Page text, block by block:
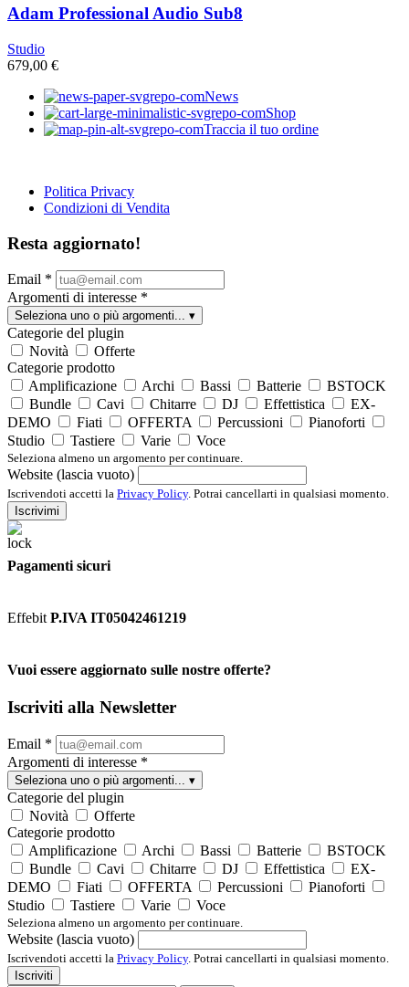
Adam Professional Audio Sub8
Studio
679,00 €
News
Shop
Traccia il tuo ordine
Politica Privacy
Condizioni di Vendita
Resta aggiornato!
Email *
Argomenti di interesse *
Seleziona uno o più argomenti... ▾
Categorie del plugin
Novità
Offerte
Categorie prodotto
Amplificazione
Archi Bassi Batterie
BSTOCK
Bundle
Cavi Chitarre DJ Effettistica
EX-
DEMO
Fiati OFFERTA Percussioni
Pianoforti
Studio
Tastiere Varie Voce
Seleziona almeno un argomento per continuare.
Website (lascia vuoto)
Iscrivendoti accetti la Privacy Policy. Potrai cancellarti in qualsiasi momento.
Iscrivimi
Pagamenti sicuri
Effebit P.IVA IT05042461219
Vuoi essere aggiornato sulle nostre offerte?
Iscriviti alla Newsletter
Email *
Argomenti di interesse *
Seleziona uno o più argomenti... ▾
Categorie del plugin
Novità
Offerte
Categorie prodotto
Amplificazione
Archi Bassi Batterie
BSTOCK
Bundle
Cavi Chitarre DJ Effettistica
EX-
DEMO
Fiati OFFERTA Percussioni
Pianoforti
Studio
Tastiere Varie Voce
Seleziona almeno un argomento per continuare.
Website (lascia vuoto)
Iscrivendoti accetti la Privacy Policy. Potrai cancellarti in qualsiasi momento.
Iscriviti